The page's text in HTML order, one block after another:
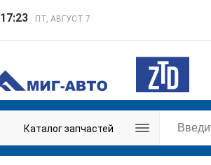
17:23 ПТ, АВГУСТ 7
Каталог запчастей